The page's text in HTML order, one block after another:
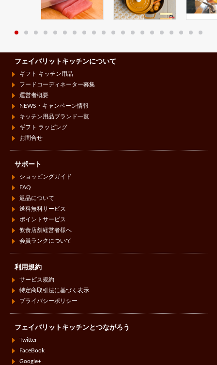
フェイバリットキッチンについて
ギフト キッチン用品
フードコーディネーター募集
運営者概要
NEWS・キャンペーン情報
キッチン用品ブランド一覧
ギフト ラッピング
お問合せ
サポート
ショッピングガイド
FAQ
返品について
送料無料サービス
ポイントサービス
飲食店舗経営者様へ
会員ランクについて
利用規約
サービス規約
特定商取引法に基づく表示
プライバシーポリシー
フェイバリットキッチンとつながろう
Twitter
FaceBook
Google+